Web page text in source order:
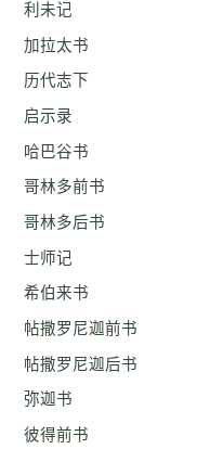
利未记
加拉太书
历代志下
启示录
哈巴谷书
哥林多前书
哥林多后书
士师记
希伯来书
帖撒罗尼迦前书
帖撒罗尼迦后书
弥迦书
彼得前书